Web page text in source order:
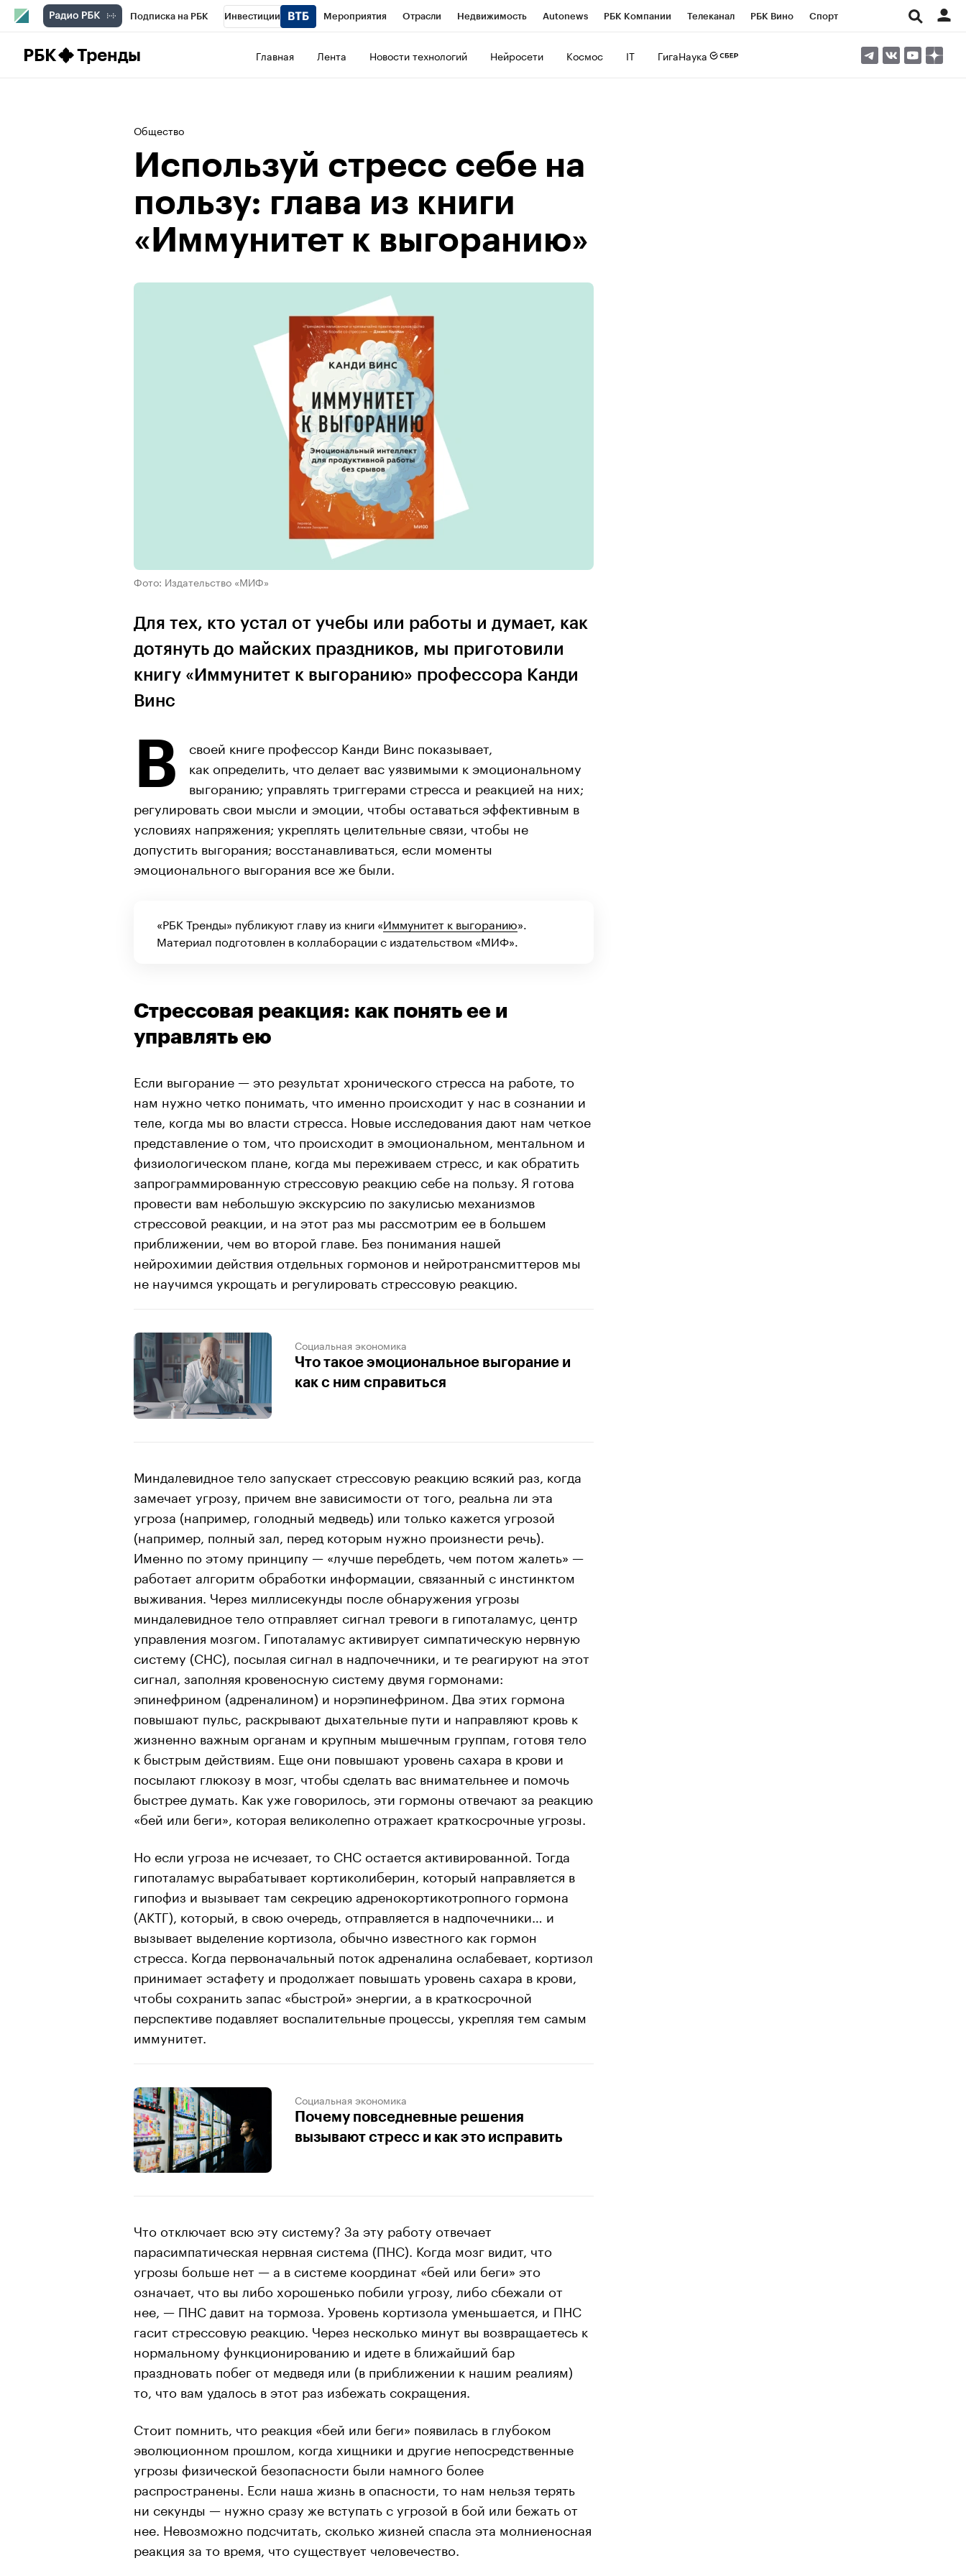
Подписка на РБК Инвестиции Мероприятия Отрасли Недвижимость Autonews РБК Компании Телеканал РБК Вино Спорт
РБК Тренды Главная Лента Новости технологий Нейросети Космос IT ГигаНаука
Общество
Используй стресс себе на
пользу: глава из книги
«Иммунитет к выгоранию»
Фото: Издательство «МИФ»
Для тех, кто устал от учебы или работы и думает, как
дотянуть до майских праздников, мы приготовили
книгу «Иммунитет к выгоранию» профессора Канди
Винс
В
своей книге профессор Канди Винс показывает,
как определить, что делает вас уязвимыми к эмоциональному
выгоранию; управлять триггерами стресса и реакцией на них;
регулировать свои мысли и эмоции, чтобы оставаться эффективным в
условиях напряжения; укреплять целительные связи, чтобы не
допустить выгорания; восстанавливаться, если моменты
эмоционального выгорания все же были.
«РБК Тренды» публикуют главу из книги «Иммунитет к выгоранию».
Материал подготовлен в коллаборации с издательством «МИФ».
Стрессовая реакция: как понять ее и
управлять ею
Если выгорание — это результат хронического стресса на работе, то
нам нужно четко понимать, что именно происходит у нас в сознании и
теле, когда мы во власти стресса. Новые исследования дают нам четкое
представление о том, что происходит в эмоциональном, ментальном и
физиологическом плане, когда мы переживаем стресс, и как обратить
запрограммированную стрессовую реакцию себе на пользу. Я готова
провести вам небольшую экскурсию по закулисью механизмов
стрессовой реакции, и на этот раз мы рассмотрим ее в большем
приближении, чем во второй главе. Без понимания нашей
нейрохимии действия отдельных гормонов и нейротрансмиттеров мы
не научимся укрощать и регулировать стрессовую реакцию.
Социальная экономика
Что такое эмоциональное выгорание и
как с ним справиться
Миндалевидное тело запускает стрессовую реакцию всякий раз, когда
замечает угрозу, причем вне зависимости от того, реальна ли эта
угроза (например, голодный медведь) или только кажется угрозой
(например, полный зал, перед которым нужно произнести речь).
Именно по этому принципу — «лучше перебдеть, чем потом жалеть» —
работает алгоритм обработки информации, связанный с инстинктом
выживания. Через миллисекунды после обнаружения угрозы
миндалевидное тело отправляет сигнал тревоги в гипоталамус, центр
управления мозгом. Гипоталамус активирует симпатическую нервную
систему (СНС), посылая сигнал в надпочечники, и те реагируют на этот
сигнал, заполняя кровеносную систему двумя гормонами:
эпинефрином (адреналином) и норэпинефрином. Два этих гормона
повышают пульс, раскрывают дыхательные пути и направляют кровь к
жизненно важным органам и крупным мышечным группам, готовя тело
к быстрым действиям. Еще они повышают уровень сахара в крови и
посылают глюкозу в мозг, чтобы сделать вас внимательнее и помочь
быстрее думать. Как уже говорилось, эти гормоны отвечают за реакцию
«бей или беги», которая великолепно отражает краткосрочные угрозы.
Но если угроза не исчезает, то СНС остается активированной. Тогда
гипоталамус вырабатывает кортиколиберин, который направляется в
гипофиз и вызывает там секрецию адренокортикотропного гормона
(АКТГ), который, в свою очередь, отправляется в надпочечники… и
вызывает выделение кортизола, обычно известного как гормон
стресса. Когда первоначальный поток адреналина ослабевает, кортизол
принимает эстафету и продолжает повышать уровень сахара в крови,
чтобы сохранить запас «быстрой» энергии, а в краткосрочной
перспективе подавляет воспалительные процессы, укрепляя тем самым
иммунитет.
Социальная экономика
Почему повседневные решения
вызывают стресс и как это исправить
Что отключает всю эту систему? За эту работу отвечает
парасимпатическая нервная система (ПНС). Когда мозг видит, что
угрозы больше нет — а в системе координат «бей или беги» это
означает, что вы либо хорошенько побили угрозу, либо сбежали от
нее, — ПНС давит на тормоза. Уровень кортизола уменьшается, и ПНС
гасит стрессовую реакцию. Через несколько минут вы возвращаетесь к
нормальному функционированию и идете в ближайший бар
праздновать побег от медведя или (в приближении к нашим реалиям)
то, что вам удалось в этот раз избежать сокращения.
Стоит помнить, что реакция «бей или беги» появилась в глубоком
эволюционном прошлом, когда хищники и другие непосредственные
угрозы физической безопасности были намного более
распространены. Если наша жизнь в опасности, то нам нельзя терять
ни секунды — нужно сразу же вступать с угрозой в бой или бежать от
нее. Невозможно подсчитать, сколько жизней спасла эта молниеносная
реакция за то время, что существует человечество.